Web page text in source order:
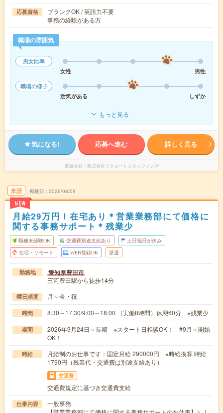
応募資格
ブランクOK / 英語力不要
事務の経験がある方
職場の雰囲気
男女比率
女性
男性
職場の様子
活気がある
しずか
もっと見る
気になる! 応募へ進む 詳しく見る
派遣会社 株式会社リクルートスタッフィング
未読
NEW
掲載日 2026/08/09
月給29万円！在宅あり＊営業業務部にて価格に
関する事務サポート＊残業少
職種未経験OK 交通費別途支給あり 土日祝日が休み
在宅・リモート WEB登録OK 派遣
勤務地 愛知県豊田市
三河豊田駅から徒歩14分
曜日頻度 月～金・祝
時間 8:30～17:30/9:00～18:00 （実働8時間）休憩60分 ※残業少
期間
2026年9月24日～長期 ※スタート日相談OK！ #9月～開始
OK！
時給
月給制のお仕事です：固定月給 290000円 ※時給換算 時給
1790円（残業代・交通費は別途支給あり）
交通費
交通費規定に基づき交通費支給
仕事内容
一般事務